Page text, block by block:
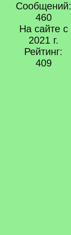
Сообщений:
460
На сайте с
2021 г.
Рейтинг:
409